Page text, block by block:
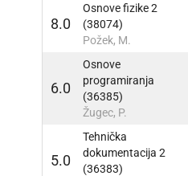
8.0
Osnove fizike 2
(38074)
Požek, M.
6.0
Osnove
programiranja
(36385)
Žugec, P.
5.0
Tehnička
dokumentacija 2
(36383)